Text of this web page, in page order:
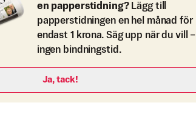
en papperstidning? Lägg till
papperstidningen en hel månad för
endast 1 krona. Säg upp när du vill –
ingen bindningstid.
Ja, tack!